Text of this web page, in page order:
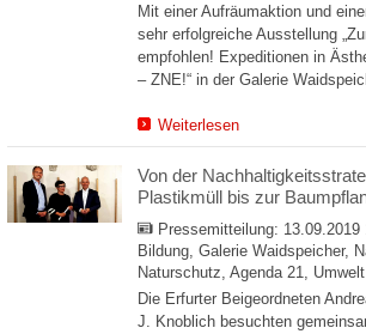
Mit einer Aufräumaktion und
sehr erfolgreiche Ausstellung
empfohlen! Expeditionen in
– ZNE!“ in der Galerie
Weiterlesen
Von der
Plastikmüll bis zur
Pressemitteilung: 13.09.2019
Bildung, Galerie Waidspeicher,
Naturschutz, Agenda 21, Umwelt
Die Erfurter Beigeordneten
J. Knoblich besuchten